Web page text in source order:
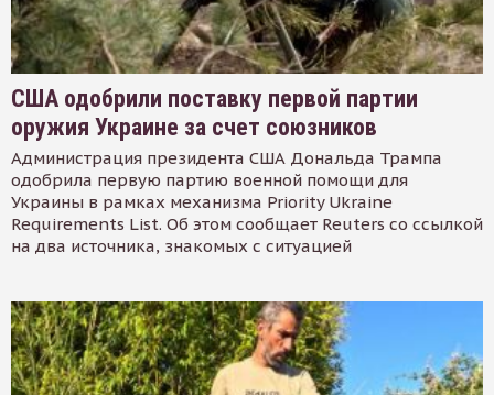
США одобрили поставку первой партии
оружия Украине за счет союзников
Администрация президента США Дональда Трампа
одобрила первую партию военной помощи для
Украины в рамках механизма Priority Ukraine
Requirements List. Об этом сообщает Reuters со ссылкой
на два источника, знакомых с ситуацией